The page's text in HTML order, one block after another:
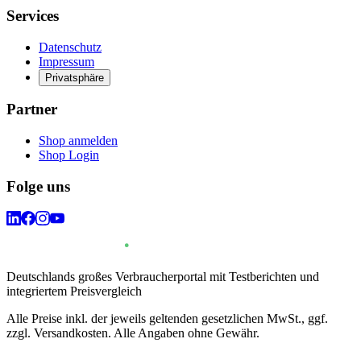
Services
Datenschutz
Impressum
Privatsphäre
Partner
Shop anmelden
Shop Login
Folge uns
Deutschlands großes Verbraucherportal mit Testberichten und
integriertem Preisvergleich
Alle Preise inkl. der jeweils geltenden gesetzlichen MwSt., ggf.
zzgl. Versandkosten. Alle Angaben ohne Gewähr.